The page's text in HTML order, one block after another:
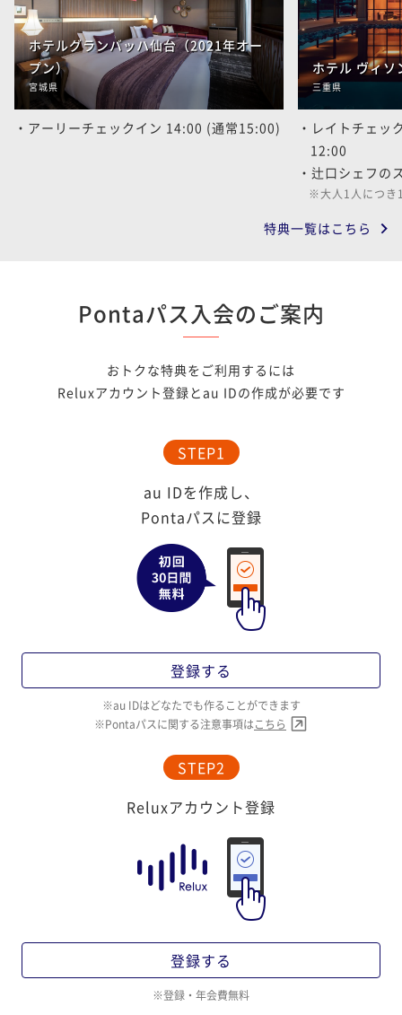
ホテルグランバッハ仙台（2021年オー
プン）
宮城県
アーリーチェックイン 14:00 (通常15:00)
ホテル ヴィソ
三重県
レイトチェッ
12:00
辻口シェフの
大人1人につき
特典一覧はこちら
Pontaパス入会のご案内
おトクな特典をご利用するには
Reluxアカウント登録とau IDの作成が必要です
STEP1
au IDを作成し、
Pontaパスに登録
登録する
au IDはどなたでも作ることができます
Pontaパスに関する注意事項はこちら
STEP2
Reluxアカウント登録
登録する
登録・年会費無料